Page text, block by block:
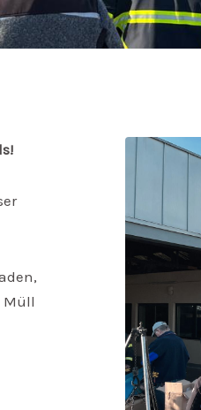
Müll